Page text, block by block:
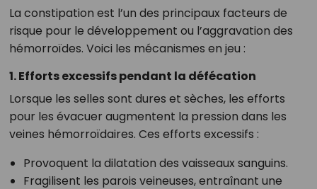
La constipation est l’un des principaux facteurs de
risque pour le développement ou l’aggravation des
hémorroïdes. Voici les mécanismes en jeu :
1. Efforts excessifs pendant la défécation
Lorsque les selles sont dures et sèches, les efforts
pour les évacuer augmentent la pression dans les
veines hémorroïdaires. Ces efforts excessifs :
Provoquent la dilatation des vaisseaux sanguins.
Fragilisent les parois veineuses, entraînant une